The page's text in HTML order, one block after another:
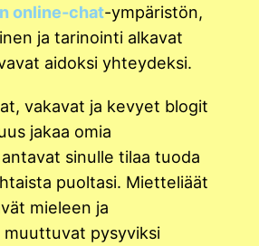
online-chat-ympäristön,
ja tarinointi alkavat
aidoksi yhteydeksi.
vakavat ja kevyet blogit
jakaa omia
antavat sinulle tilaa tuoda
puoltasi. Mietteliäät
mieleen ja
muuttuvat pysyviksi